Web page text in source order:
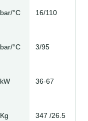
bar/°C 16/110
bar/°C 3/95
kW 36-67
Kg 347 /26.5